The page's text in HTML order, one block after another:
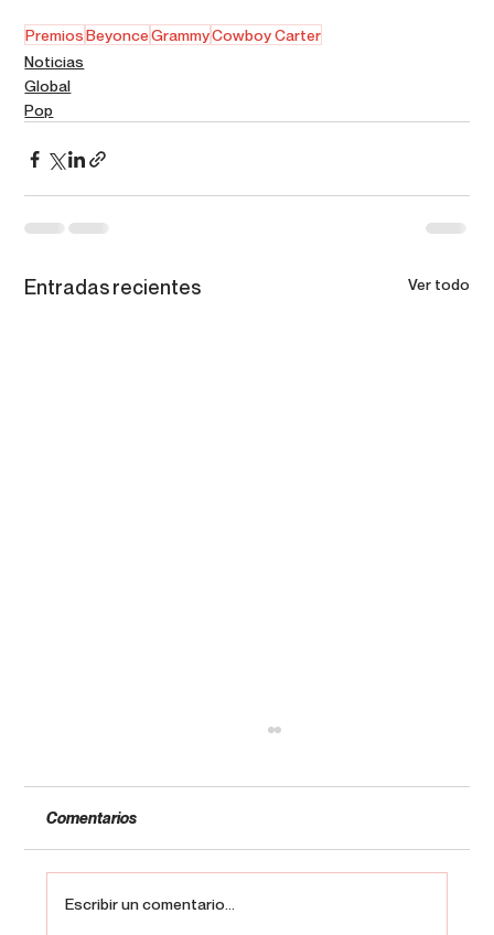
PremiosBeyonceGrammyCowboy Carter
Noticias
Global
Pop
Entradas recientes Ver todo
Comentarios
Escribir un comentario...